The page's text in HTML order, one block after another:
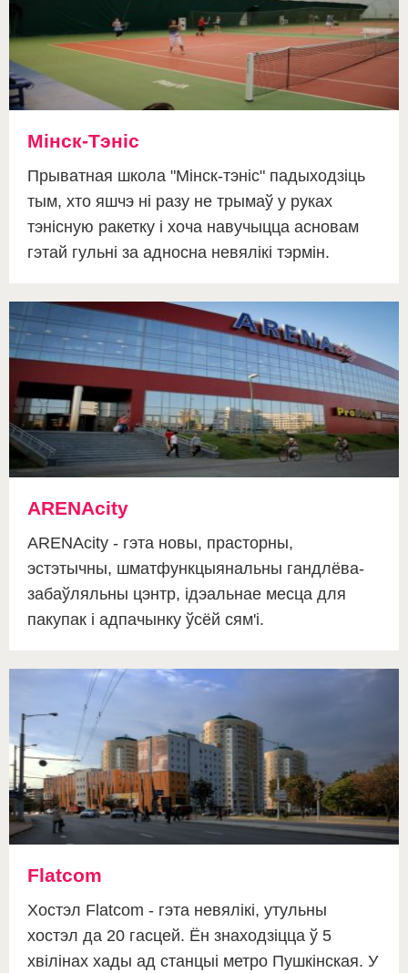
Мінск-Тэніс
Прыватная школа "Мінск-тэніс" падыходзіць
тым, хто яшчэ ні разу не трымаў у руках
тэнісную ракетку і хоча навучыцца асновам
гэтай гульні за адносна невялікі тэрмін.
ARENAcity
ARENAcity - гэта новы, прасторны,
эстэтычны, шматфункцыянальны гандлёва-
забаўляльны цэнтр, ідэальнае месца для
пакупак і адпачынку ўсёй сям'і.
Flatcom
Хостэл Flatcom - гэта невялікі, утульны
хостэл да 20 гасцей. Ён знаходзіцца ў 5
хвілінах хады ад станцыі метро Пушкінская. У